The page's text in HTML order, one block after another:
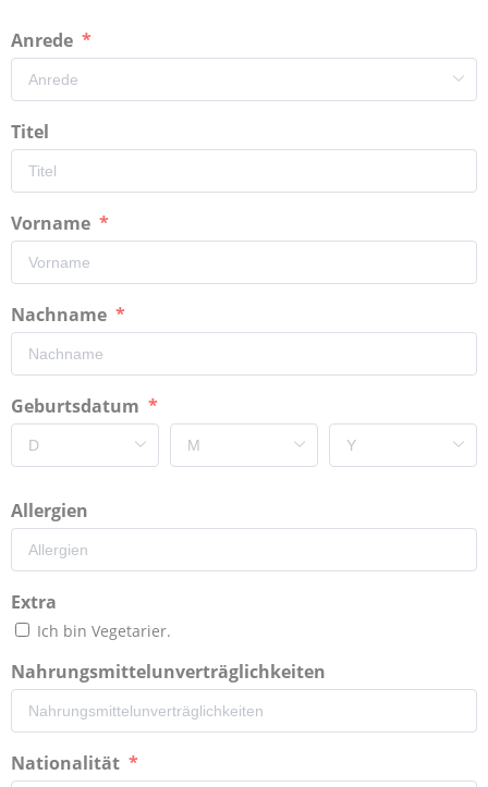
Anrede
Titel
Vorname
Nachname
Geburtsdatum
Allergien
Extra
Ich bin Vegetarier.
Nahrungsmittelunverträglichkeiten
Nationalität